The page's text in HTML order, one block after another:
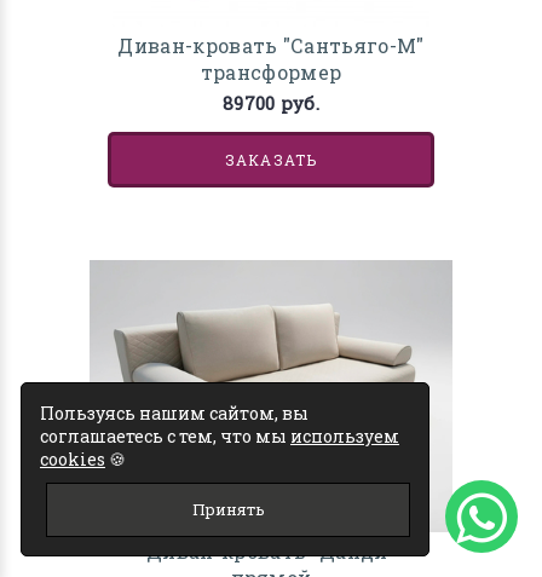
Диван-кровать "Сантьяго-М"
трансформер
89700 руб.
ЗАКАЗАТЬ
Диван-кровать "Данди"
Пользуясь нашим сайтом, вы
соглашаетесь с тем, что мы используем
cookies 🍪
Принять